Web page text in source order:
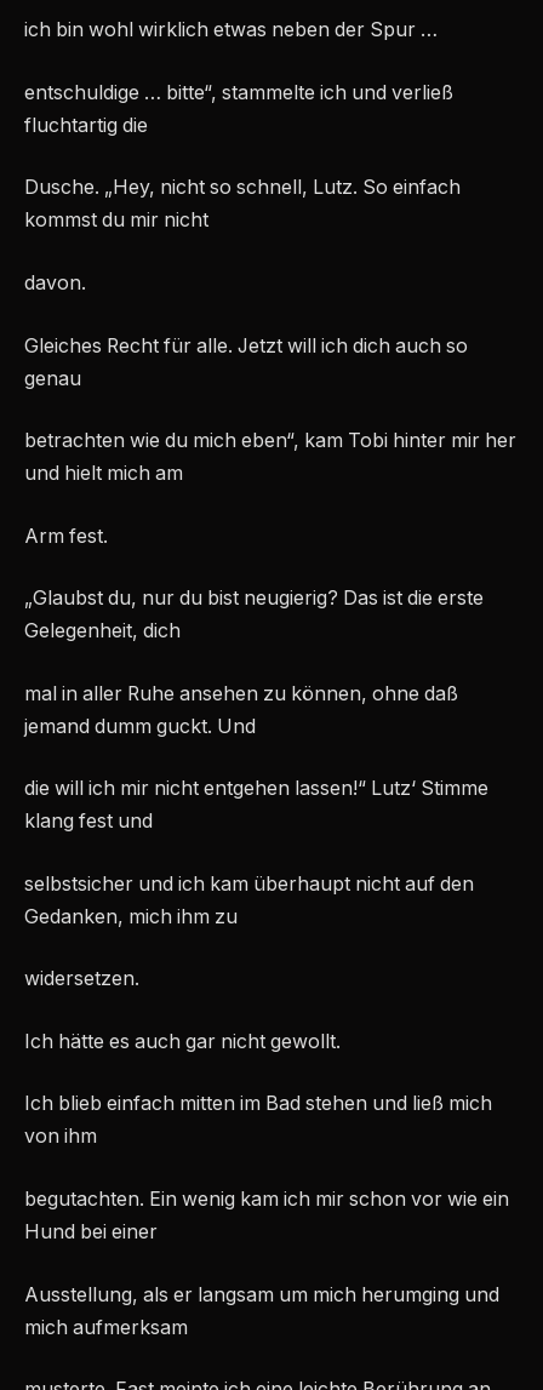
ich bin wohl wirklich etwas neben der Spur …
entschuldige … bitte“, stammelte ich und verließ
fluchtartig die
Dusche. „Hey, nicht so schnell, Lutz. So einfach
kommst du mir nicht
davon.
Gleiches Recht für alle. Jetzt will ich dich auch so
genau
betrachten wie du mich eben“, kam Tobi hinter mir her
und hielt mich am
Arm fest.
„Glaubst du, nur du bist neugierig? Das ist die erste
Gelegenheit, dich
mal in aller Ruhe ansehen zu können, ohne daß
jemand dumm guckt. Und
die will ich mir nicht entgehen lassen!“ Lutz‘ Stimme
klang fest und
selbstsicher und ich kam überhaupt nicht auf den
Gedanken, mich ihm zu
widersetzen.
Ich hätte es auch gar nicht gewollt.
Ich blieb einfach mitten im Bad stehen und ließ mich
von ihm
begutachten. Ein wenig kam ich mir schon vor wie ein
Hund bei einer
Ausstellung, als er langsam um mich herumging und
mich aufmerksam